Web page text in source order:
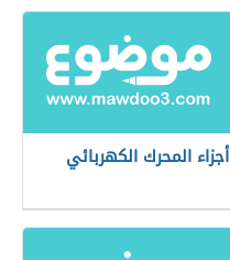
أجزاء المحرك الكهربائي